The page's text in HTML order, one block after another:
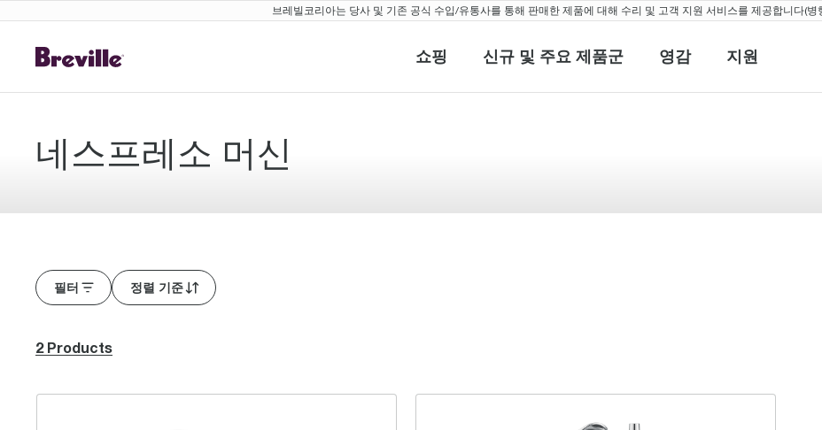
브레빌코리아는 당사 및 기존 공식 수입/유통사를 통해 판매한 제품에 대해 수리 및 고객 지원 서비스를 제공합니다(병
쇼핑
쇼핑 신규 및 주요 제품군
신규 및 주요 제품군
영감
영감 지원
지원
네스프레소 머신
필터 정렬 기준
2 Products
the Vertuo Creatista Creatista® Plus